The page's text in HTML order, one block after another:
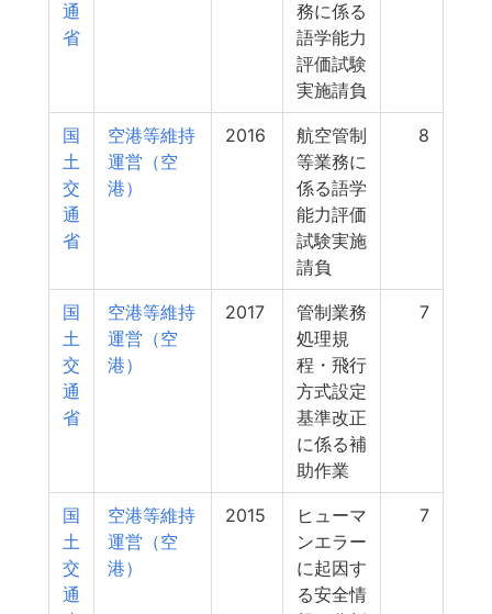
通
省
務に係る
語学能力
評価試験
実施請負
国
土
交
通
省
空港等維持
運営（空
港）
2016
航空管制
等業務に
係る語学
能力評価
試験実施
請負
8
国
土
交
通
省
空港等維持
運営（空
港）
2017
管制業務
処理規
程・飛行
方式設定
基準改正
に係る補
助作業
7
国
土
交
通
空港等維持
運営（空
港）
2015
ヒューマ
ンエラー
に起因す
る安全情
7